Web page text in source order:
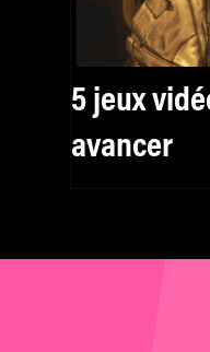
5 jeux
avancer